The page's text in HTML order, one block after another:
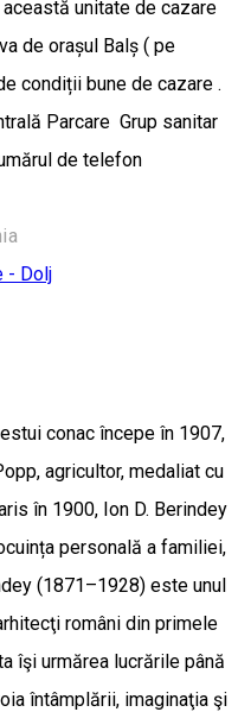
unitate de cazare
de orașul Balș ( pe
condiții bune de cazare .
Parcare Grup sanitar
de telefon
- Dolj
conac începe în 1907,
agricultor, medaliat cu
în 1900, Ion D. Berindey
personală a familiei,
(1871–1928) este unul
români din primele
îşi urmărea lucrările până
întâmplării, imaginaţia şi